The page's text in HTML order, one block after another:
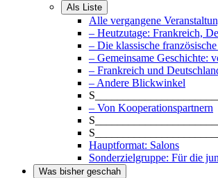
Als Liste
Alle vergangene
– Heutzutage: Frankreich,
– Die klassische
– Gemeinsame Geschichte:
– Frankreich und
– Andere Blickwinkel
S_______________________
– Von Kooperationspartnern
S_______________________
S_______________________
Hauptformat: Salons
Sonderzielgruppe: Für die
Was bisher geschah